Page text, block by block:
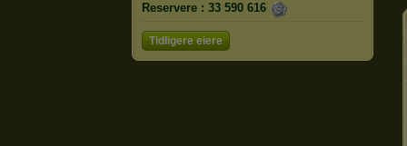
Reservere : 33 590 616
Tidligere eiere